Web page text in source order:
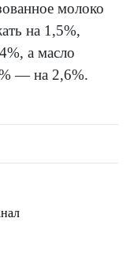
молоко
на 1,5%,
а масло
— на 2,6%.